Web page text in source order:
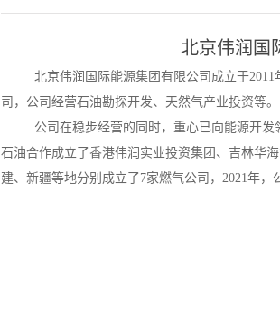
北京伟润国际
北京伟润国际能源集团有限公司成立于
司，公司经营石油勘探开发、天然气产业投资等。
公司在稳步经营的同时，重心已向能源开
石油合作成立了香港伟润实业投资集团、吉林华
建、新疆等地分别成立了7家燃气公司，2021年